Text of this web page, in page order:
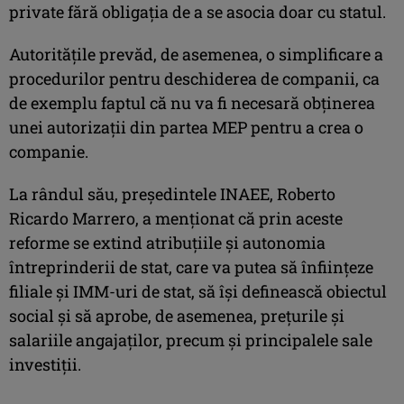
private fără obligaţia de a se asocia doar cu statul.
Autorităţile prevăd, de asemenea, o simplificare a
procedurilor pentru deschiderea de companii, ca
de exemplu faptul că nu va fi necesară obţinerea
unei autorizaţii din partea MEP pentru a crea o
companie.
La rândul său, preşedintele INAEE, Roberto
Ricardo Marrero, a menţionat că prin aceste
reforme se extind atribuţiile şi autonomia
întreprinderii de stat, care va putea să înfiinţeze
filiale şi IMM-uri de stat, să îşi definească obiectul
social şi să aprobe, de asemenea, preţurile şi
salariile angajaţilor, precum şi principalele sale
investiţii.